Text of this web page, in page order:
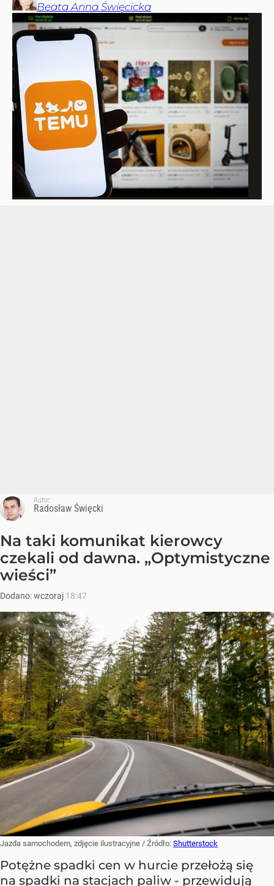
Beata Anna Święcicka
Autor:
Radosław Święcki
Na taki komunikat kierowcy
czekali od dawna. „Optymistyczne
wieści”
Dodano:wczoraj 18:47
Jazda samochodem, zdjęcie ilustracyjne / Źródło: Shutterstock
Potężne spadki cen w hurcie przełożą się
na spadki na stacjach paliw - przewidują